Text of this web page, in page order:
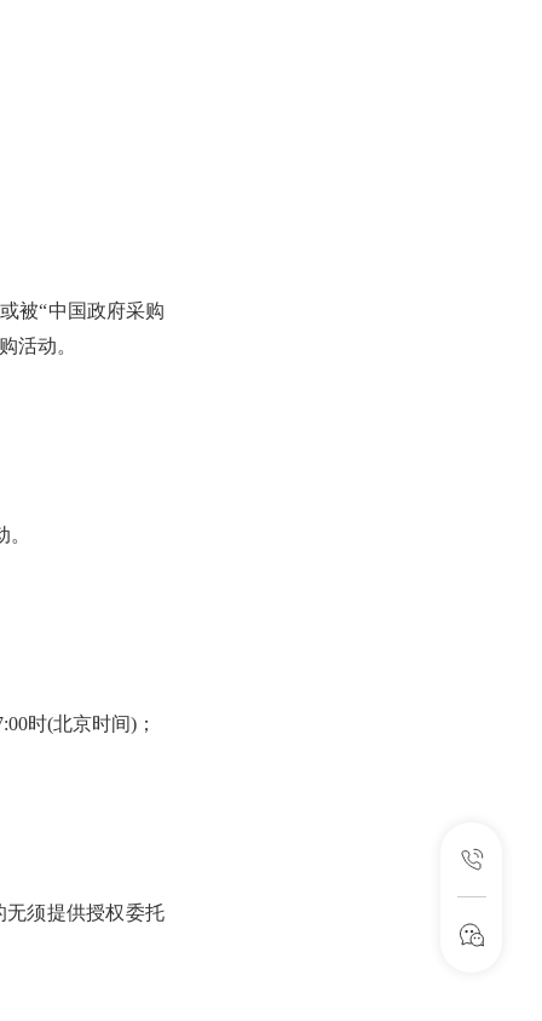
被“中国政府采购
活动。
时(北京时间)；
无须提供授权委托